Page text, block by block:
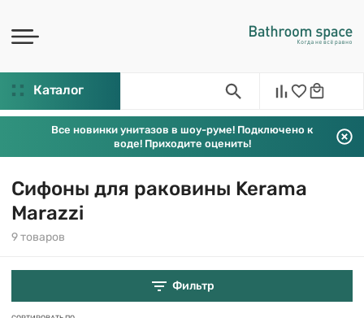
Каталог
Все новинки унитазов в шоу-руме! Подключено к
воде! Приходите оценить!
Сифоны для раковины Kerama
Marazzi
9 товаров
Фильтр